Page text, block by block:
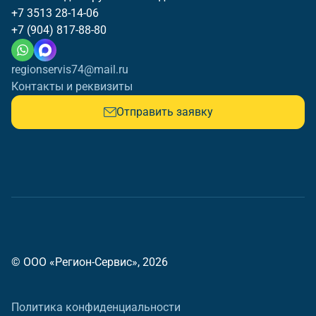
+7 3513 28-14-06
+7 (904) 817-88-80
regionservis74@mail.ru
Контакты и реквизиты
Отправить заявку
© ООО «Регион-Сервис», 2026
Политика конфиденциальности